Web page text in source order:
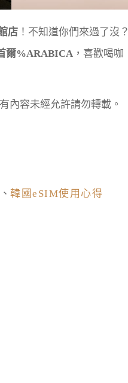
店 ！不知道你們來過了沒？
爾%ARABICA ，喜歡喝咖
內容未經允許請勿轉載。
、 韓國eSIM使用心得